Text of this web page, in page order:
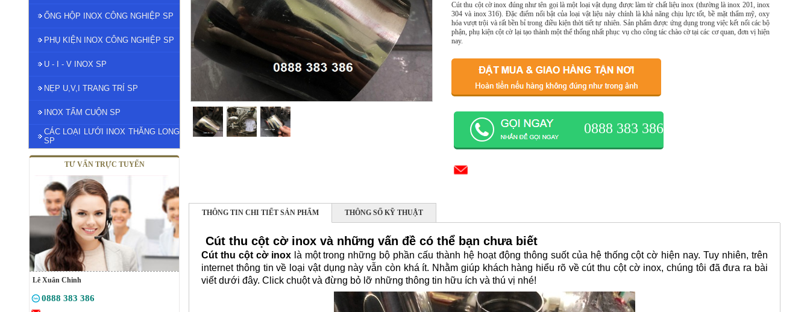
ỐNG HỘP INOX CÔNG NGHIỆP SP
PHỤ KIỆN INOX CÔNG NGHIỆP SP
U - I - V INOX SP
NẸP U,V,I TRANG TRÍ SP
INOX TẤM CUỘN SP
CÁC LOẠI LƯỚI INOX THĂNG LONG
SP
TƯ VẤN TRỰC TUYẾN
Lê Xuân Chinh
0888 383 386
Cút thu cột cờ inox đúng như tên gọi là một loại vật dụng được làm từ chất liệu inox (thường là inox 201, inox
304 và inox 316). Đặc điểm nổi bật của loại vật liệu này chính là khả năng chịu lực tốt, bề mặt thẩm mỹ, oxy
hóa vượt trội và rất bền bỉ trong điều kiện thời tiết tự nhiên. Sản phẩm được ứng dụng trong việc kết nối các bộ
phận, phụ kiện cột cờ lại tạo thành một thể thống nhất phục vụ cho công tác chào cờ tại các cơ quan, đơn vị hiện
nay.
0888 383 386
THÔNG TIN CHI TIẾT SẢN PHẨM THÔNG SỐ KỸ THUẬT
Cút thu cột cờ inox và những vấn đề có thể bạn chưa biết
Cút thu cột cờ inoxlà một trong những bộ phần cấu thành hệ hoạt động thông suốt của hệ thống cột cờ hiện nay. Tuy nhiên, trên
internet thông tin về loại vật dụng này vẫn còn khá ít. Nhằm giúp khách hàng hiểu rõ về cút thu cột cờ inox, chúng tôi đã đưa ra bài
viết dưới đây. Click chuột và đừng bỏ lỡ những thông tin hữu ích và thú vị nhé!